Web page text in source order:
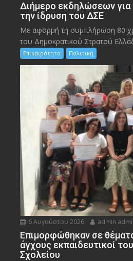
Διήμερο εκδηλώσεων για
την ίδρυση του ΔΣΕ
Με αφορμή τη συμπλήρωση 80
του Δημοκρατικού Στρατού
Επικαιρότητα Πολιτική
6 Αυγούστου 2026 admin
Eπιμορφώθηκαν σε
άγχους εκπαιδευτικοί
Σχολείου